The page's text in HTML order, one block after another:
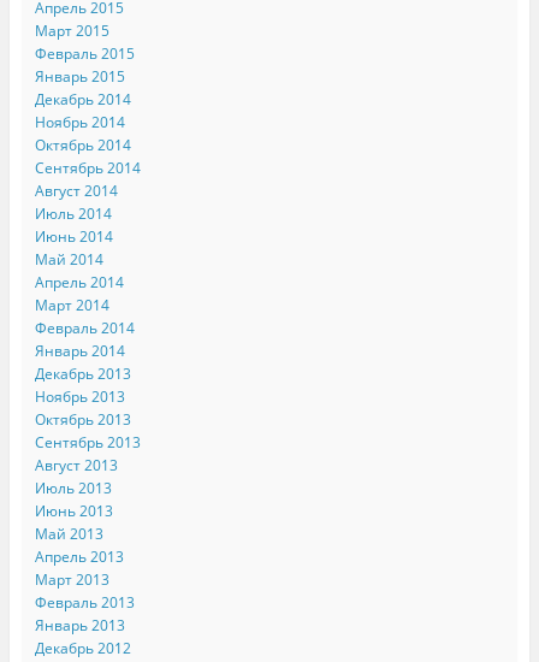
Апрель 2015
Март 2015
Февраль 2015
Январь 2015
Декабрь 2014
Ноябрь 2014
Октябрь 2014
Сентябрь 2014
Август 2014
Июль 2014
Июнь 2014
Май 2014
Апрель 2014
Март 2014
Февраль 2014
Январь 2014
Декабрь 2013
Ноябрь 2013
Октябрь 2013
Сентябрь 2013
Август 2013
Июль 2013
Июнь 2013
Май 2013
Апрель 2013
Март 2013
Февраль 2013
Январь 2013
Декабрь 2012